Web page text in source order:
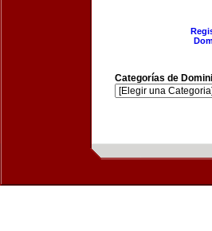
Categorías de